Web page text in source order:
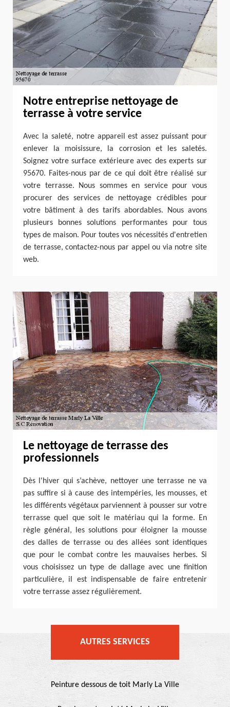
Notre entreprise nettoyage de
terrasse à votre service
Avec la saleté, notre appareil est assez puissant pour
enlever la moisissure, la corrosion et les saletés.
Soignez votre surface extérieure avec des experts sur
95670. Faites-nous par de ce qui doit être réalisé sur
votre terrasse. Nous sommes en service pour vous
procurer des services de nettoyage crédibles pour
votre bâtiment à des tarifs abordables. Nous avons
plusieurs bonnes solutions performantes pour tous
types de maison. Pour toutes vos nécessités d'entretien
de terrasse, contactez-nous par appel ou via notre site
web.
Le nettoyage de terrasse des
professionnels
Dès l'hiver qui s’achève, nettoyer une terrasse ne va
pas suffire si à cause des intempéries, les mousses, et
les différents végétaux parviennent à pousser sur votre
terrasse quel que soit le matériau qui la forme. En
règle général, les solutions pour éloigner la mousse
des dalles de terrasse ou des allées sont identiques
que pour le combat contre les mauvaises herbes. Si
vous choisissez un type de dallage avec une finition
particulière, il est indispensable de faire entretenir
votre terrasse assez régulièrement.
AUTRES SERVICES
Peinture dessous de toit Marly La Ville